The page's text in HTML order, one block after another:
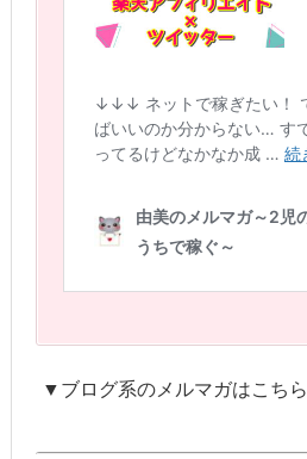
▼ブログ系のメルマガはこちら